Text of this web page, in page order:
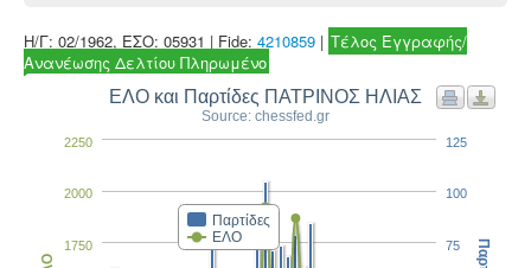
Η/Γ: 02/1962, ΕΣΟ: 05931 | Fide: 4210859 | Τέλος Εγγραφής/
Ανανέωσης Δελτίου Πληρωμένο
ΕΛΟ και Παρτίδες ΠΑΤΡΙΝΟΣ ΗΛΙΑΣ
Source: chessfed.gr
Παρτίδες
ΕΛΟ
2000
1750
2250
75
100
125